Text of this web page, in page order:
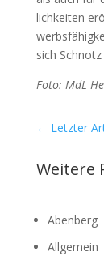
lich­kei­ten
sich
Foto: MdL
← Letzter
Weitere
Abenberg
Allgemein